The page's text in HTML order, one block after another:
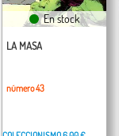
En stock
LA MASA
número 43